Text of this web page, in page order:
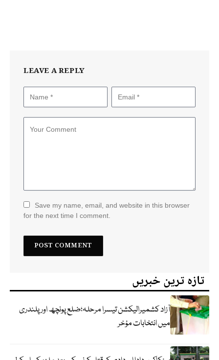
LEAVE A REPLY
Save my name, email, and website in this browser
for the next time I comment.
تازہ ترین خبریں
آزاد کشمیرالیکشن تیسرا مرحلہ؛ضلع پونچھ اور پلندری
میں انتخابات مؤخر